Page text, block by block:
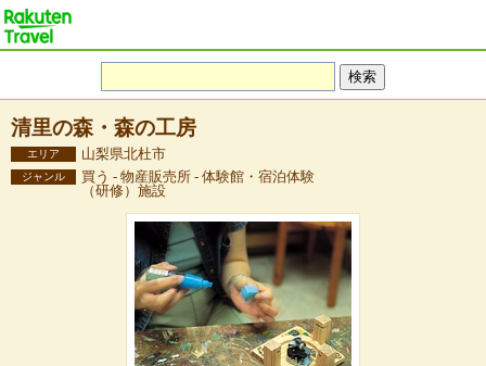
清里の森・森の工房
エリア 山梨県北杜市
ジャンル
買う - 物産販売所 - 体験館・宿泊体験
（研修）施設